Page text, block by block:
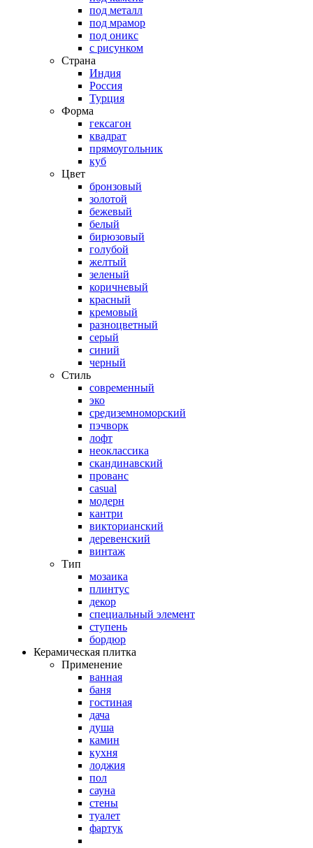
под металл
под мрамор
под оникс
с рисунком
Страна
Индия
Россия
Турция
Форма
гексагон
квадрат
прямоугольник
куб
Цвет
бронзовый
золотой
бежевый
белый
бирюзовый
голубой
желтый
зеленый
коричневый
красный
кремовый
разноцветный
серый
синий
черный
Стиль
современный
эко
средиземноморский
пэчворк
лофт
неоклассика
скандинавский
прованс
casual
модерн
кантри
викторианский
деревенский
винтаж
Тип
мозаика
плинтус
декор
специальный элемент
ступень
бордюр
Керамическая плитка
Применение
ванная
баня
гостиная
дача
душа
камин
кухня
лоджия
пол
сауна
стены
туалет
фартук